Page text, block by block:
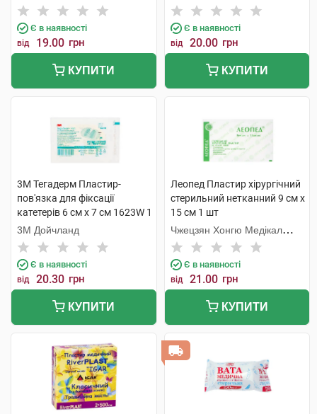
Є в наявності
від 19.00 грн
КУПИТИ
Є в наявності
від 20.00 грн
КУПИТИ
3M Тегадерм Пластир-
пов'язка для фіксації
катетерів 6 см х 7 см 1623W 1
шт
3М Дойчланд
Є в наявності
від 20.30 грн
КУПИТИ
Леопед Пластир хірургічний
стерильний нетканний 9 см х
15 см 1 шт
Чжецзян Хонгю Медікал
Коммодіті
Є в наявності
від 21.00 грн
КУПИТИ